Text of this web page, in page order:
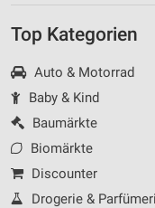
Top Kategorien
Auto & Motorrad
Baby & Kind
Baumärkte
Biomärkte
Discounter
Drogerie &
Verwendung
Inhalten
Geräte anhand von